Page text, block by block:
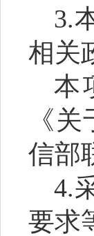
3.
相关
本
《
信部
4.
要求